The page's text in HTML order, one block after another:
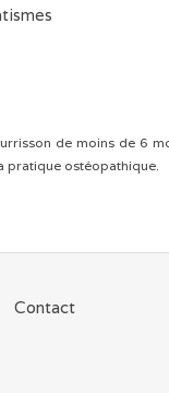
de moins de 6
pratique ostéopathique.
Contact